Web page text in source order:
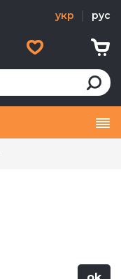
укр рус